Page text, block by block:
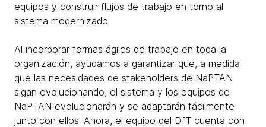
equipos y construir flujos de trabajo en torno al
sistema modernizado.
Al incorporar formas ágiles de trabajo en toda la
organización, ayudamos a garantizar que, a medida
que las necesidades de stakeholders de NaPTAN
sigan evolucionando, el sistema y los equipos de
NaPTAN evolucionarán y se adaptarán fácilmente
junto con ellos. Ahora, el equipo del DfT cuenta con